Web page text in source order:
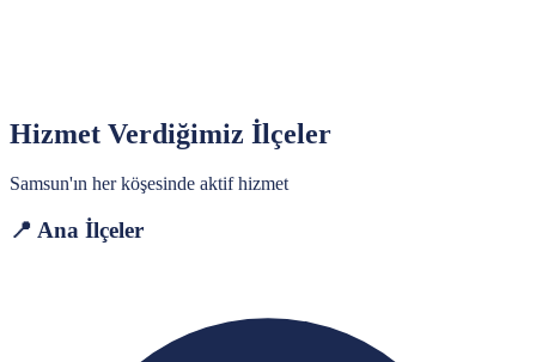
Hizmet Verdiğimiz İlçeler
Samsun'ın her köşesinde aktif hizmet
📍 Ana İlçeler